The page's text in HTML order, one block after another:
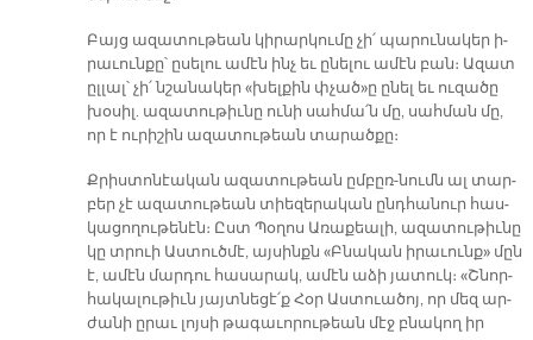
Բայց ա­զա­տու­թեան կի­րար­կու­մը չի՛ պա­րու­նա­կեր ի­
րա­ւուն­քը՝ ը­սե­լու ա­մէն ինչ եւ ը­նե­լու ա­մէն բան։ Ա­զատ
ըլ­լալ՝ չի՛ նշա­նա­կեր «խել­քին փչած»ը ը­նել եւ ու­զա­ծը
խօ­սիլ. ա­զա­տու­թիւ­նը ու­նի սահ­մա՛ն մը, սահ­ման մը,
որ է ու­րի­շին ա­զա­տու­թեան տա­րած­քը։
Քրիս­տո­նէա­կան ա­զա­տու­թեան ըմբըռ-նումն ալ տար­
բեր չէ ա­զա­տու­թեան տիե­զե­րա­կան ընդ­հա­նուր հաս­
կա­ցո­ղու­թե­նէն։ Ըստ Պօ­ղոս Ա­ռա­քեա­լի, ա­զա­տու­թիւ­նը
կը տրուի Աս­տուծ­մէ, այ­սինքն «Բնա­կան ի­րա­ւունք» մըն
է, ա­մէն մար­դու հա­սա­րակ, ա­մէն ա­ձի յա­տուկ։ «Շնոր­
հա­կա­լու­թիւն յայտ­նե­ցէ՛ք Հօր Աս­տուա­ծոյ, որ մեզ ար­
ժա­նի ը­րաւ լոյ­սի թա­գա­ւո­րու­թեան մէջ բնա­կող իր